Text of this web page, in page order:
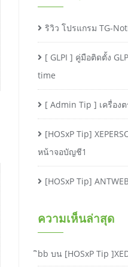
ริวิว โปรแกรม TG-
[ GLPI ] คู่มือติดตั้ง
time
[ Admin Tip ] เครื่อง
[HOSxP Tip]
หน้าจอบัญชี1
[HOSxP Tip]
ความเห็นล่าสุด
ิbb บน [HOSxP Tip